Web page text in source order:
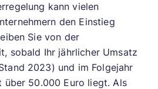
kann vielen
den Einstieg
Sie von der
sobald Ihr jährlicher Umsatz
2023) und im Folgejahr
über 50.000 Euro liegt. Als